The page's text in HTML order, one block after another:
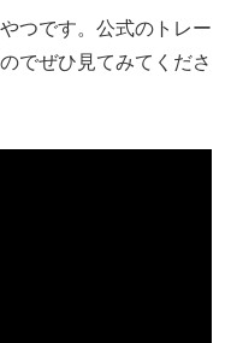
つです。公式のトレー
でぜひ見てみてくださ